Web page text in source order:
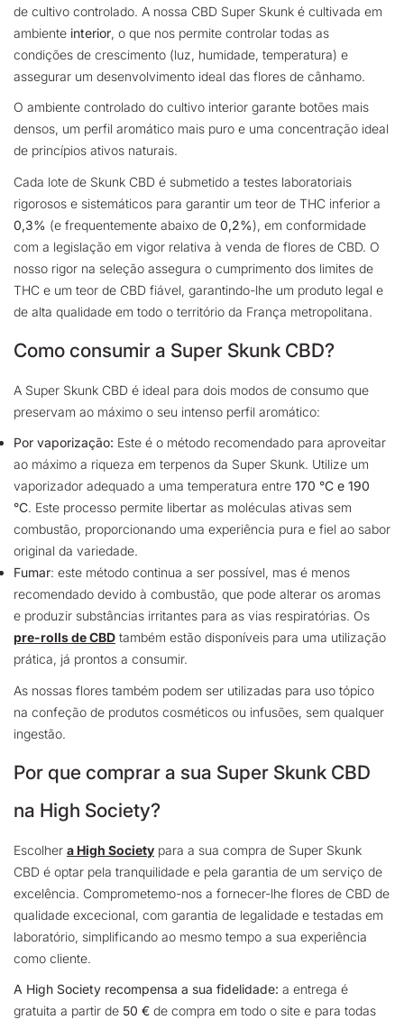
de cultivo controlado. A nossa CBD Super Skunk é cultivada em
ambiente interior, o que nos permite controlar todas as
condições de crescimento (luz, humidade, temperatura) e
assegurar um desenvolvimento ideal das flores de cânhamo.
O ambiente controlado do cultivo interior garante botões mais
densos, um perfil aromático mais puro e uma concentração ideal
de princípios ativos naturais.
Cada lote de Skunk CBD é submetido a testes laboratoriais
rigorosos e sistemáticos para garantir um teor de THC inferior a
0,3% (e frequentemente abaixo de 0,2%), em conformidade
com a legislação em vigor relativa à venda de flores de CBD. O
nosso rigor na seleção assegura o cumprimento dos limites de
THC e um teor de CBD fiável, garantindo-lhe um produto legal e
de alta qualidade em todo o território da França metropolitana.
Como consumir a Super Skunk CBD?
A Super Skunk CBD é ideal para dois modos de consumo que
preservam ao máximo o seu intenso perfil aromático:
Por vaporização: Este é o método recomendado para aproveitar
ao máximo a riqueza em terpenos da Super Skunk. Utilize um
vaporizador adequado a uma temperatura entre 170 °C e 190
°C. Este processo permite libertar as moléculas ativas sem
combustão, proporcionando uma experiência pura e fiel ao sabor
original da variedade.
Fumar: este método continua a ser possível, mas é menos
recomendado devido à combustão, que pode alterar os aromas
e produzir substâncias irritantes para as vias respiratórias. Os
pre-rolls de CBD também estão disponíveis para uma utilização
prática, já prontos a consumir.
As nossas flores também podem ser utilizadas para uso tópico
na confeção de produtos cosméticos ou infusões, sem qualquer
ingestão.
Por que comprar a sua Super Skunk CBD
na High Society?
Escolher a High Society para a sua compra de Super Skunk
CBD é optar pela tranquilidade e pela garantia de um serviço de
excelência. Comprometemo-nos a fornecer-lhe flores de CBD de
qualidade excecional, com garantia de legalidade e testadas em
laboratório, simplificando ao mesmo tempo a sua experiência
como cliente.
A High Society recompensa a sua fidelidade: a entrega é
gratuita a partir de 50 € de compra em todo o site e para todas